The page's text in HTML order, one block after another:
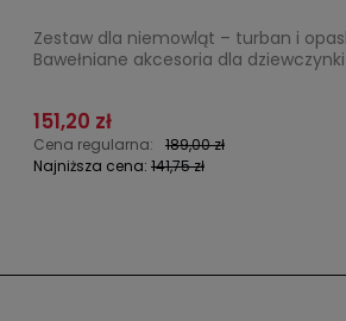
Zestaw dla niemowląt – turban i
Bawełniane akcesoria dla dziewczynki
151,20 zł
Cena regularna:
189,00 zł
Najniższa cena: 141,75 zł